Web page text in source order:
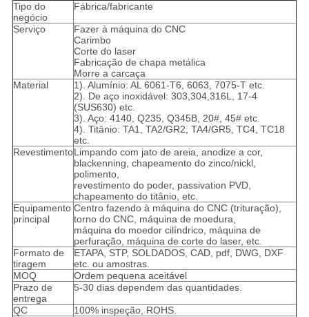
Tipo do
negócio
Fábrica/fabricante
Serviço
Fazer à máquina do CNC
Carimbo
Corte do laser
Fabricação de chapa metálica
Morre a carcaça
Material
1). Alumínio: AL 6061-T6, 6063, 7075-T etc.
2). De aço inoxidável: 303,304,316L, 17-4
(SUS630) etc.
3). Aço: 4140, Q235, Q345B, 20#, 45# etc.
4). Titânio: TA1, TA2/GR2, TA4/GR5, TC4, TC18
etc.
RevestimentoLimpando com jato de areia, anodize a cor,
blackenning, chapeamento do zinco/nickl,
polimento,
revestimento do poder, passivation PVD,
chapeamento do titânio, etc.
Equipamento
principal
Centro fazendo à máquina do CNC (trituração),
torno do CNC, máquina de moedura,
máquina do moedor cilíndrico, máquina de
perfuração, máquina de corte do laser, etc.
Formato de
tiragem
ETAPA, STP, SOLDADOS, CAD, pdf, DWG, DXF
etc. ou amostras.
MOQ
Ordem pequena aceitável
Prazo de
entrega
5-30 dias dependem das quantidades.
QC
100% inspeção, ROHS.